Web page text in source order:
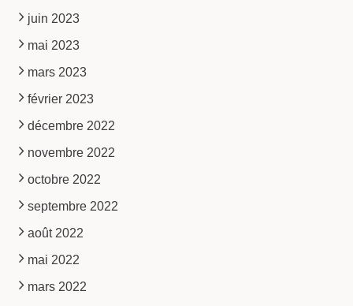
juin 2023
mai 2023
mars 2023
février 2023
décembre 2022
novembre 2022
octobre 2022
septembre 2022
août 2022
mai 2022
mars 2022